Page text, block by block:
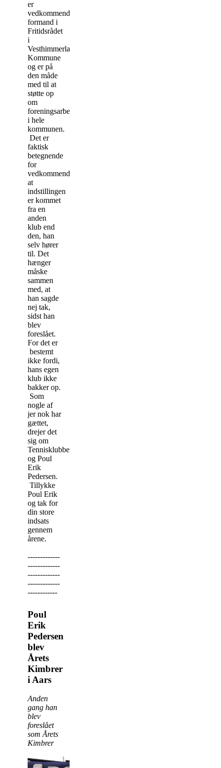
er
vedkommende
formand i
Fritidsrådet
i
Vesthimmerlands
Kommune
og er på
den måde
med til at
støtte op
om
foreningsarbejdet
i hele
kommunen.
Det er
faktisk
betegnende
for
vedkommende,
at
indstillingen
er kommet
fra en
anden
klub end
den, han
selv hører
til. Det
hænger
måske
sammen
med, at
han sagde
nej tak,
sidst han
blev
foreslået.
For det er
bestemt
ikke fordi,
hans egen
klub ikke
bakker op.
Som
nogle af
jer nok har
gættet,
drejer det
sig om
Tennisklubben
og Poul
Erik
Pedersen.
Tillykke
Poul Erik
og tak for
din store
indsats
gennem
årene.
-------------
-------------
-------------
-------------
------------
Poul
Erik
Pedersen
blev
Årets
Kimbrer
i Aars
Anden
gang han
blev
foreslået
som Årets
Kimbrer